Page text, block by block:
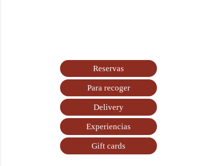
Reservas
Para recoger
Delivery
Experiencias
Gift cards